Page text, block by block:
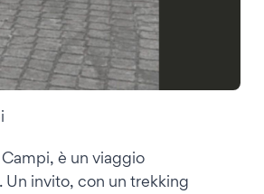
è un viaggio
Un invito, con un trekking